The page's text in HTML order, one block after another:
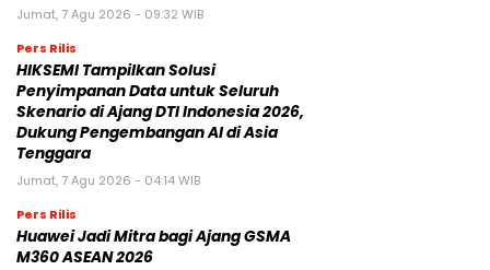
Jumat, 7 Agu 2026 - 09:32 WIB
Pers Rilis
HIKSEMI Tampilkan Solusi
Penyimpanan Data untuk Seluruh
Skenario di Ajang DTI Indonesia 2026,
Dukung Pengembangan AI di Asia
Tenggara
Jumat, 7 Agu 2026 - 04:14 WIB
Pers Rilis
Huawei Jadi Mitra bagi Ajang GSMA
M360 ASEAN 2026